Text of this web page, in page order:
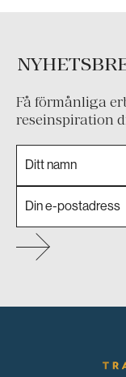
Få förmånliga
reseinspiration